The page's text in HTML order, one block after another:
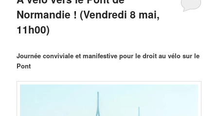
Normandie ! (Vendredi 8 mai,
11h00)
Journée conviviale et manifestive pour le droit au vélo sur le
Pont